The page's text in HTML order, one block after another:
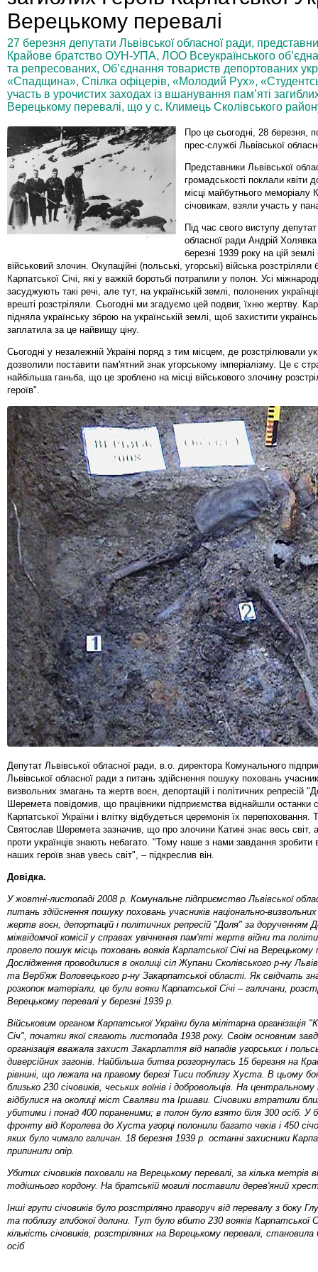
Верецькому перевалі
27 березня депутати Львівської обласної ради,
Крайове братство ОУН-УПА, ЛОО Всеукраїнського
та репресованих, Об’єднання товариств депортованих
«Спадщина», Спілка офіцерів, «Молодий Рух»,
участь в урочистих заходах із вшанування пам’яті
Верецькому перевалі, що у с. Климець Сколівського
Про це сьогодні, 28 березня,
прес-службі Львівської
Представники Львівської
громадськості поклали квіти
місці майбутнього меморіалу
січовикам, взяли участь у
Під час свого виступу депутат
обласної ради Андрій
березні 1939 року на цій
військовий злочин. Окупаційні (польські, угорські) війська розстріляли
Карпатської Січі, які у важкій боротьбі потрапили у полон. Усі
засуджують такі речі, але тут, на українській землі, полонених
врешті розстріляли. Сьогодні ми згадуємо цей подвиг, їхню жертву.
підняла українську зброю на українській землі, щоб захистити
заплатила за це найвищу ціну.
Сьогодні у незалежній Україні поряд з тим місцем, де розстрілювали
дозволили поставити пам'ятний знак угорському імперіалізму. Це є
найбільша ганьба, що це зроблено на місці військового злочину
героїв".
Депутат Львівської обласної ради, в.о. директора Комунального
Львівської обласної ради з питань здійснення пошуку поховань
визвольних змагань та жертв воєн, депортацій і політичних репресій
Шеремета повідомив, що працівники підприємства віднайшли останки
Карпатської України і влітку відбудеться церемонія їх перепоховання.
Святослав Шеремета зазначив, що про злочини Катині знає весь світ,
проти українців знають небагато. "Тому наше з нами завдання
наших героїв знав увесь світ", – підкреслив він.
Довідка.
У жовтні-листопаді 2008 р. Комунальне підприємство Львівської
питань здійснення пошуку поховань учасників національно-
жертв воєн, депортацій і політичних репресій "Доля" за дорученням
міжвідомчої комісії у справах увічнення пам'яті жертв війни та
провело пошук місць поховань вояків Карпатської Січі на Верецькому
Дослідження проводилися в околиці сіл Жупани Сколівського р-ну
та Верб'яж Воловецького р-ну Закарпатської області. Як свідчать
розкопок матеріали, це були вояки Карпатської Січі – галичани,
Верецькому перевалі у березні 1939 р.
Військовим органом Карпатської України була мілітарна організація
Січ", початки якої сягають листопада 1938 року. Своїм основним
організація вважала захист Закарпаття від нападів угорських і
диверсійних загонів. Найбільша битва розгорнулась 15 березня на
рівнині, що лежала на правому березі Тиси поблизу Хуста. В цьому
близько 230 січовиків, чеських воїнів і добровольців. На центральному
відбулися на околиці міст Сваляви та Іршави. Січовики втратили
убитими і понад 400 пораненими; в полон було взято біля 300 осіб. У
фронту від Королева до Хуста угорці полонили багато чехів і 450
яких було чимало галичан. 18 березня 1939 р. останні захисники
припинили опір.
Убитих січовиків поховали на Верецькому перевалі, за кілька метрів
тодішнього кордону. На братській могилі поставили дерев'яний
Інші групи січовиків було розстріляно праворуч від перевалу з боку
та поблизу глибокої долини. Тут було вбито 230 вояків Карпатської
кількість січовиків, розстріляних на Верецькому перевалі, становила
осіб